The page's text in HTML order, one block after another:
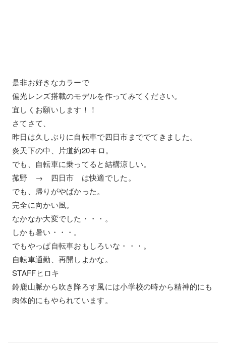
是非お好きなカラーで
偏光レンズ搭載のモデルを作ってみてください。
宜しくお願いします！！
さてさて、
昨日は久しぶりに自転車で四日市まででてきました。
炎天下の中、片道約20キロ。
でも、自転車に乗ってると結構涼しい。
菰野 → 四日市 は快適でした。
でも、帰りがやばかった。
完全に向かい風。
なかなか大変でした・・・。
しかも暑い・・・。
でもやっぱ自転車おもしろいな・・・。
自転車通勤、再開しよかな。
STAFFヒロキ
鈴鹿山脈から吹き降ろす風には小学校の時から精神的にも
肉体的にもやられています。